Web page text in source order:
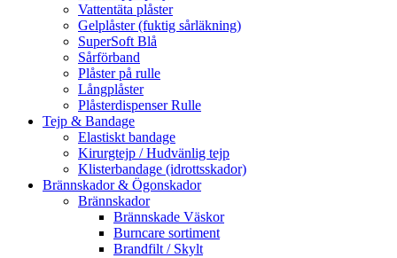
Vattentäta plåster
Gelplåster (fuktig sårläkning)
SuperSoft Blå
Sårförband
Plåster på rulle
Långplåster
Plåsterdispenser Rulle
Tejp & Bandage
Elastiskt bandage
Kirurgtejp / Hudvänlig tejp
Klisterbandage (idrottsskador)
Brännskador & Ögonskador
Brännskador
Brännskade Väskor
Burncare sortiment
Brandfilt / Skylt